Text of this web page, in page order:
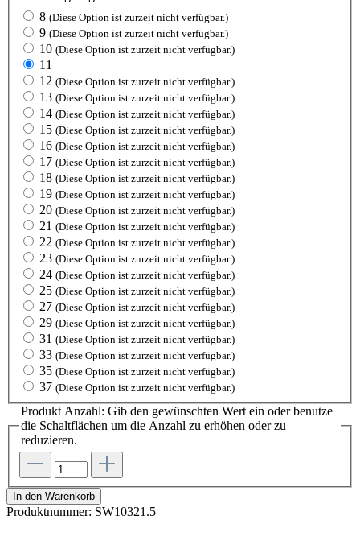
8 (Diese Option ist zurzeit nicht verfügbar.)
9 (Diese Option ist zurzeit nicht verfügbar.)
10 (Diese Option ist zurzeit nicht verfügbar.)
11
12 (Diese Option ist zurzeit nicht verfügbar.)
13 (Diese Option ist zurzeit nicht verfügbar.)
14 (Diese Option ist zurzeit nicht verfügbar.)
15 (Diese Option ist zurzeit nicht verfügbar.)
16 (Diese Option ist zurzeit nicht verfügbar.)
17 (Diese Option ist zurzeit nicht verfügbar.)
18 (Diese Option ist zurzeit nicht verfügbar.)
19 (Diese Option ist zurzeit nicht verfügbar.)
20 (Diese Option ist zurzeit nicht verfügbar.)
21 (Diese Option ist zurzeit nicht verfügbar.)
22 (Diese Option ist zurzeit nicht verfügbar.)
23 (Diese Option ist zurzeit nicht verfügbar.)
24 (Diese Option ist zurzeit nicht verfügbar.)
25 (Diese Option ist zurzeit nicht verfügbar.)
27 (Diese Option ist zurzeit nicht verfügbar.)
29 (Diese Option ist zurzeit nicht verfügbar.)
31 (Diese Option ist zurzeit nicht verfügbar.)
33 (Diese Option ist zurzeit nicht verfügbar.)
35 (Diese Option ist zurzeit nicht verfügbar.)
37 (Diese Option ist zurzeit nicht verfügbar.)
Produkt Anzahl: Gib den gewünschten Wert ein oder benutze
die Schaltflächen um die Anzahl zu erhöhen oder zu
reduzieren.
In den Warenkorb
Produktnummer: SW10321.5